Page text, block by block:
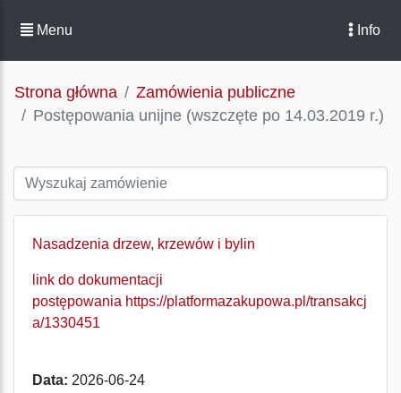
Menu Info
Strona główna
Zamówienia publiczne
Postępowania unijne (wszczęte po 14.03.2019 r.)
Nasadzenia drzew, krzewów i bylin
link do dokumentacji
postępowania https://platformazakupowa.pl/transakcj
a/1330451
Data: 2026-06-24